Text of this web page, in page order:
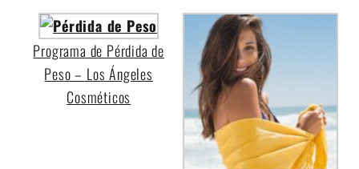
Programa de Pérdida de
Peso – Los Ángeles
Cosméticos